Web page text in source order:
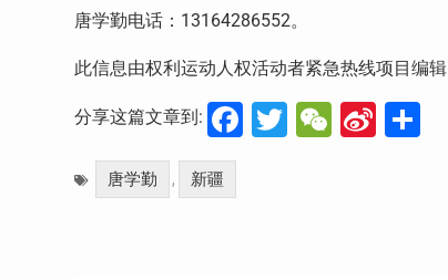
唐学勤电话：13164286552。
此信息由权利运动人权活动者紧急热线项目编辑
分享这篇文章到: Facebook
Twitter
WeChat
Sina
唐学勤 , 新疆